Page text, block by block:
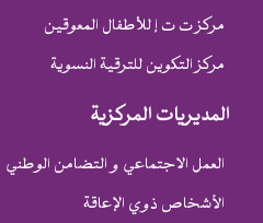
مركز ت ت إ للأطفال المعوقين
مركز التكوين للترقية النسوية
المديريات المركزية
العمل الاجتماعي و التضامن الوطني
الأشخاص ذوي الإعاقة